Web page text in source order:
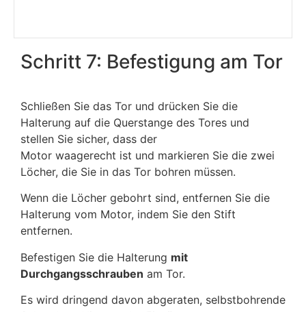
Schritt 7: Befestigung am Tor
Schließen Sie das Tor und drücken Sie die
Halterung auf die Querstange des Tores und
stellen Sie sicher, dass der
Motor waagerecht ist und markieren Sie die zwei
Löcher, die Sie in das Tor bohren müssen.
Wenn die Löcher gebohrt sind, entfernen Sie die
Halterung vom Motor, indem Sie den Stift
entfernen.
Befestigen Sie die Halterung mit
Durchgangsschrauben am Tor.
Es wird dringend davon abgeraten, selbstbohrende